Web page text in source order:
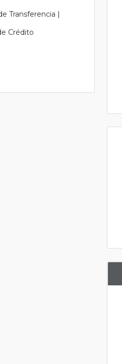
Transferencia |
Crédito